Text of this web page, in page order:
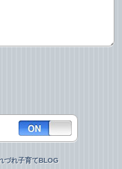
づれ子育てBLOG